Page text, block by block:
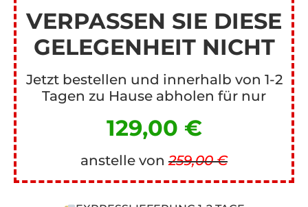
VERPASSEN SIE DIESE
GELEGENHEIT NICHT
Jetzt bestellen und innerhalb von 1-2
Tagen zu Hause abholen für nur
129,00 €
anstelle von 259,00 €